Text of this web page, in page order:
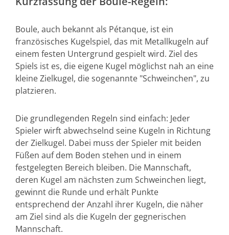
Boule, auch bekannt als Pétanque, ist ein
französisches Kugelspiel, das mit Metallkugeln auf
einem festen Untergrund gespielt wird. Ziel des
Spiels ist es, die eigene Kugel möglichst nah an eine
kleine Zielkugel, die sogenannte "Schweinchen", zu
platzieren.
Die grundlegenden Regeln sind einfach: Jeder
Spieler wirft abwechselnd seine Kugeln in Richtung
der Zielkugel. Dabei muss der Spieler mit beiden
Füßen auf dem Boden stehen und in einem
festgelegten Bereich bleiben. Die Mannschaft,
deren Kugel am nächsten zum Schweinchen liegt,
gewinnt die Runde und erhält Punkte
entsprechend der Anzahl ihrer Kugeln, die näher
am Ziel sind als die Kugeln der gegnerischen
Mannschaft.